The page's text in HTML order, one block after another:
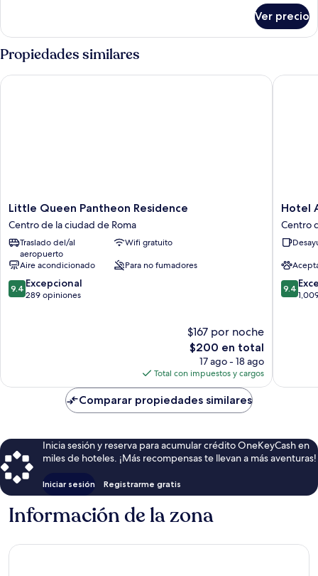
Suite
Terrace,
Edificio
separato
Ver precio
Propiedades similares
Little
Queen
Pantheon
Residence
Centro
de
la
ciudad
Little Queen Pantheon Residence
Centro de la ciudad de Roma
Traslado del/al
aeropuerto
Wifi gratuito
Aire acondicionado
Para no fumadores
9.4
de
9.4 Excepcional
289 opiniones
$167 por noche
El
precio
actual
es
de
$200
$200 en total
17 ago - 18 ago
Total con impuestos y cargos
Little Queen Pantheon Residence
Hotel
Abruzzi
Centro
de
ciudad
de
Roma
Hotel
Centro
9.4
de
9.4
Hotel
Comparar propiedades similares
Inicia sesión y reserva para acumular crédito OneKeyCash en
miles de hoteles. ¡Más recompensas te llevan a más aventuras!
Iniciar sesión Registrarme gratis
Información de la zona